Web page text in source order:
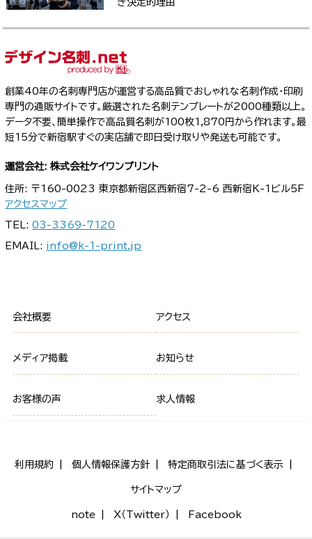
き決定的理由
創業40年の名刺専門店が運営する高品質でおしゃれな名刺作成・印刷
専門の通販サイトです。厳選された名刺テンプレートが2000種類以上。
データ不要、簡単操作で高品質名刺が100枚1,870円から作れます。最
短15分で新宿駅すぐの実店舗で即日受け取りや発送も可能です。
運営会社: 株式会社ケイワンプリント
住所: 〒160-0023 東京都新宿区西新宿7-2-6 西新宿K-1ビル5F
アクセスマップ
TEL:03-3369-7120
EMAIL: info@k-1-print.jp
会社概要 アクセス
メディア掲載 お知らせ
お客様の声 求人情報
利用規約 個人情報保護方針 特定商取引法に基づく表示
サイトマップ
note X（Twitter） Facebook